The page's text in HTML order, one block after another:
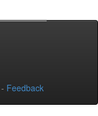
- Feedback